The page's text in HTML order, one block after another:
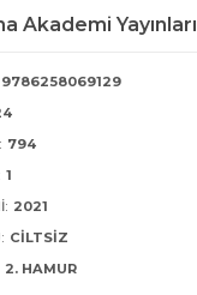
Akademi Yayınları
9786258069129
794
1
2021
CILTSIZ
2. HAMUR